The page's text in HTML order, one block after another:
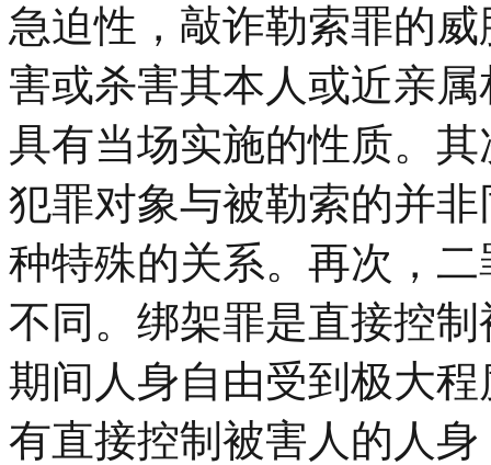
急迫性，敲诈勒索罪的
害或杀害其本人或近亲
具有当场实施的性质。
犯罪对象与被勒索的并
种特殊的关系。再次，
不同。绑架罪是直接控
期间人身自由受到极大
有直接控制被害人的人